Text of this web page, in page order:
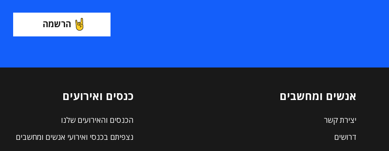
הרשמה
אנשים ומחשבים
יצירת קשר
דרושים
כנסים ואירועים
הכנסים והאירועים שלנו
נצפיתם בכנסי ואירועי אנשים ומחשבים